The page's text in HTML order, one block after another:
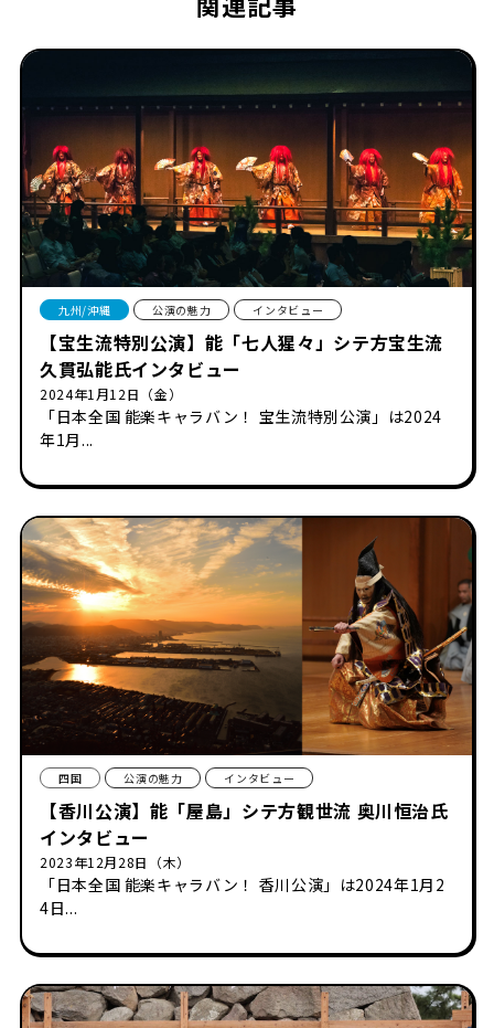
九州/沖縄 公演の魅力 インタビュー
【宝生流特別公演】能「七人猩々」シテ方宝生流
久貫弘能氏インタビュー
2024年1月12日（金）
「日本全国 能楽キャラバン！ 宝生流特別公演」は2024
年1月...
四国 公演の魅力 インタビュー
【香川公演】能「屋島」シテ方観世流 奥川恒治氏
インタビュー
2023年12月28日（木）
「日本全国 能楽キャラバン！ 香川公演」は2024年1月2
4日...